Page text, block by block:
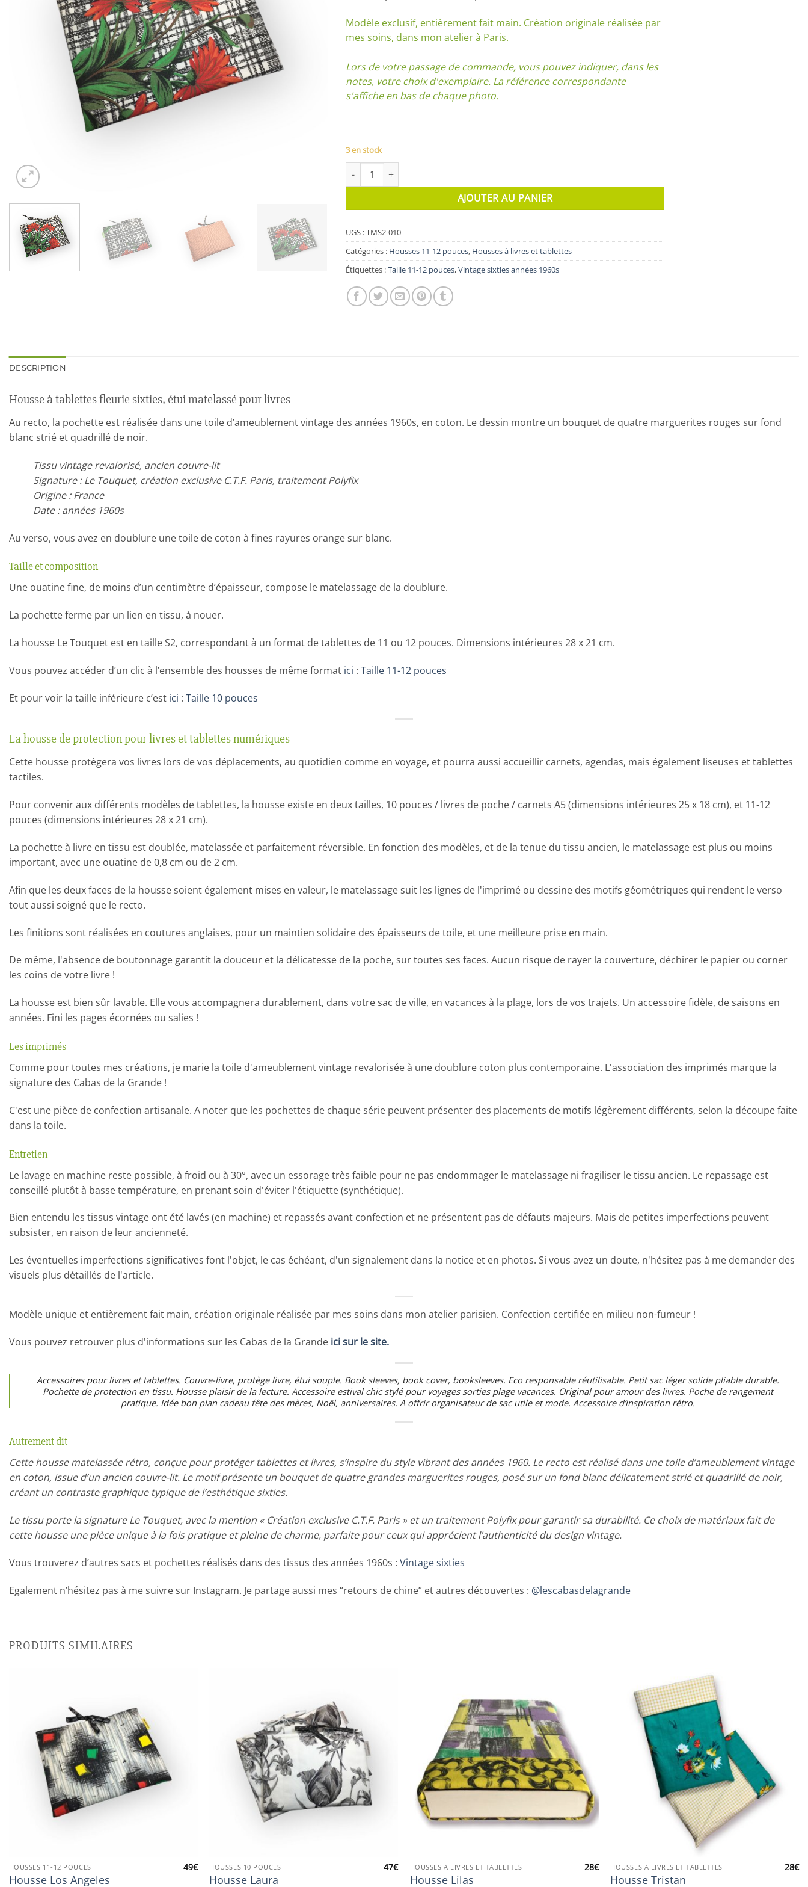
Modèle exclusif, entièrement fait main. Création originale réalisée par
mes soins, dans mon atelier à Paris.
Lors de votre passage de commande, vous pouvez indiquer, dans les
notes, votre choix d'exemplaire. La référence correspondante
s'affiche en bas de chaque photo.
3 en stock
quantité de Housse Le Touquet
AJOUTER AU PANIER
UGS :TMS2-010
Catégories : Housses 11-12 pouces, Housses à livres et tablettes
Étiquettes :Taille 11-12 pouces,Vintage sixties années 1960s
DESCRIPTION
Housse à tablettes fleurie sixties, étui matelassé pour livres
Au recto, la pochette est réalisée dans une toile d’ameublement vintage des années 1960s, en coton. Le dessin montre un bouquet de quatre marguerites rouges sur fond
blanc strié et quadrillé de noir.
Tissu vintage revalorisé, ancien couvre-lit
Signature : Le Touquet, création exclusive C.T.F. Paris, traitement Polyfix
Origine : France
Date : années 1960s
Au verso, vous avez en doublure une toile de coton à fines rayures orange sur blanc.
Taille et composition
Une ouatine fine, de moins d’un centimètre d’épaisseur, compose le matelassage de la doublure.
La pochette ferme par un lien en tissu, à nouer.
La housse Le Touquet est en taille S2, correspondant à un format de tablettes de 11 ou 12 pouces. Dimensions intérieures 28 x 21 cm.
Vous pouvez accéder d’un clic à l’ensemble des housses de même format ici : Taille 11-12 pouces
Et pour voir la taille inférieure c’est ici : Taille 10 pouces
La housse de protection pour livres et tablettes numériques
Cette housse protègera vos livres lors de vos déplacements, au quotidien comme en voyage, et pourra aussi accueillir carnets, agendas, mais également liseuses et tablettes
tactiles.
Pour convenir aux différents modèles de tablettes, la housse existe en deux tailles, 10 pouces / livres de poche / carnets A5 (dimensions intérieures 25 x 18 cm), et 11-12
pouces (dimensions intérieures 28 x 21 cm).
La pochette à livre en tissu est doublée, matelassée et parfaitement réversible. En fonction des modèles, et de la tenue du tissu ancien, le matelassage est plus ou moins
important, avec une ouatine de 0,8 cm ou de 2 cm.
Afin que les deux faces de la housse soient également mises en valeur, le matelassage suit les lignes de l'imprimé ou dessine des motifs géométriques qui rendent le verso
tout aussi soigné que le recto.
Les finitions sont réalisées en coutures anglaises, pour un maintien solidaire des épaisseurs de toile, et une meilleure prise en main.
De même, l'absence de boutonnage garantit la douceur et la délicatesse de la poche, sur toutes ses faces. Aucun risque de rayer la couverture, déchirer le papier ou corner
les coins de votre livre !
La housse est bien sûr lavable. Elle vous accompagnera durablement, dans votre sac de ville, en vacances à la plage, lors de vos trajets. Un accessoire fidèle, de saisons en
années. Fini les pages écornées ou salies !
Les imprimés
Comme pour toutes mes créations, je marie la toile d'ameublement vintage revalorisée à une doublure coton plus contemporaine. L'association des imprimés marque la
signature des Cabas de la Grande !
C'est une pièce de confection artisanale. A noter que les pochettes de chaque série peuvent présenter des placements de motifs légèrement différents, selon la découpe faite
dans la toile.
Entretien
Le lavage en machine reste possible, à froid ou à 30°, avec un essorage très faible pour ne pas endommager le matelassage ni fragiliser le tissu ancien. Le repassage est
conseillé plutôt à basse température, en prenant soin d'éviter l'étiquette (synthétique).
Bien entendu les tissus vintage ont été lavés (en machine) et repassés avant confection et ne présentent pas de défauts majeurs. Mais de petites imperfections peuvent
subsister, en raison de leur ancienneté.
Les éventuelles imperfections significatives font l'objet, le cas échéant, d'un signalement dans la notice et en photos. Si vous avez un doute, n'hésitez pas à me demander des
visuels plus détaillés de l'article.
Modèle unique et entièrement fait main, création originale réalisée par mes soins dans mon atelier parisien. Confection certifiée en milieu non-fumeur !
Vous pouvez retrouver plus d'informations sur les Cabas de la Grande ici sur le site.
Accessoires pour livres et tablettes. Couvre-livre, protège livre, étui souple. Book sleeves, book cover, booksleeves. Eco responsable réutilisable. Petit sac léger solide pliable durable.
Pochette de protection en tissu. Housse plaisir de la lecture. Accessoire estival chic stylé pour voyages sorties plage vacances. Original pour amour des livres. Poche de rangement
pratique. Idée bon plan cadeau fête des mères, Noël, anniversaires. A offrir organisateur de sac utile et mode. Accessoire d’inspiration rétro.
Autrement dit
Cette housse matelassée rétro, conçue pour protéger tablettes et livres, s’inspire du style vibrant des années 1960. Le recto est réalisé dans une toile d’ameublement vintage
en coton, issue d’un ancien couvre-lit. Le motif présente un bouquet de quatre grandes marguerites rouges, posé sur un fond blanc délicatement strié et quadrillé de noir,
créant un contraste graphique typique de l’esthétique sixties.
Le tissu porte la signature Le Touquet, avec la mention « Création exclusive C.T.F. Paris » et un traitement Polyfix pour garantir sa durabilité. Ce choix de matériaux fait de
cette housse une pièce unique à la fois pratique et pleine de charme, parfaite pour ceux qui apprécient l’authenticité du design vintage.
Vous trouverez d’autres sacs et pochettes réalisés dans des tissus des années 1960s : Vintage sixties
Egalement n’hésitez pas à me suivre sur Instagram. Je partage aussi mes “retours de chine” et autres découvertes : @lescabasdelagrande
PRODUITS SIMILAIRES
HOUSSES 11-12 POUCES
Housse Los Angeles
49€ HOUSSES 10 POUCES
Housse Laura
47€ HOUSSES À LIVRES ET TABLETTES
Housse Lilas
28€ HOUSSES À LIVRES ET TABLETTES
Housse Tristan
28€